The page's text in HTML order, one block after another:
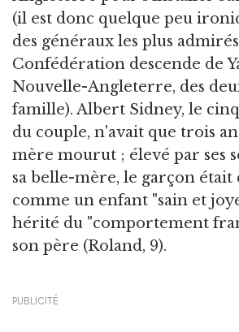
(il est donc quelque peu
des généraux les plus
Confédération descende de
Nouvelle-Angleterre, des
famille). Albert Sidney, le
du couple, n'avait que trois
mère mourut ; élevé par ses
sa belle-mère, le garçon était
comme un enfant "sain et
hérité du "comportement
son père (Roland, 9).
PUBLICITÉ